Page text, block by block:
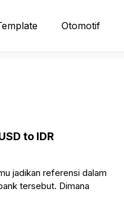
Otomotif
to IDR
jadikan referensi dalam
tersebut. Dimana